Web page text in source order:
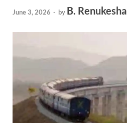
June 3, 2026 - by B. Renukesha